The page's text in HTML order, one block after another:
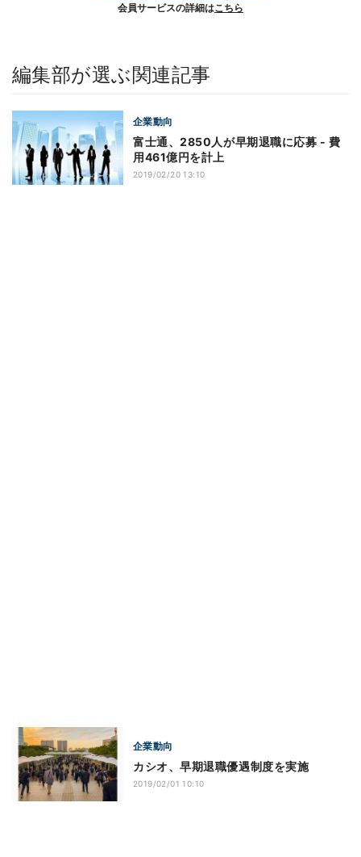
会員サービスの詳細はこちら
編集部が選ぶ関連記事
企業動向
富士通、2850人が早期退職に応募 - 費
用461億円を計上
2019/02/20 13:10
企業動向
カシオ、早期退職優遇制度を実施
2019/02/01 10:10